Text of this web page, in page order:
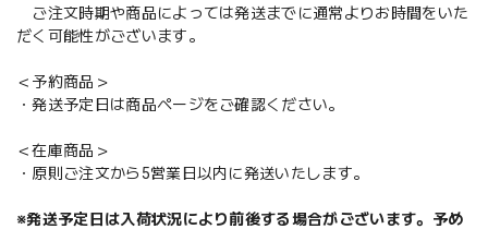
ご注文時期や商品によっては発送までに通常よりお時間をいた
だく可能性がございます。
＜予約商品＞
・発送予定日は商品ページをご確認ください。
＜在庫商品＞
・原則ご注文から5営業日以内に発送いたします。
※発送予定日は入荷状況により前後する場合がございます。予め